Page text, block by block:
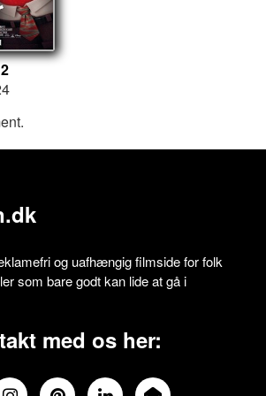
og uafhængig filmside for folk
som bare godt kan lide at gå i
med os her: